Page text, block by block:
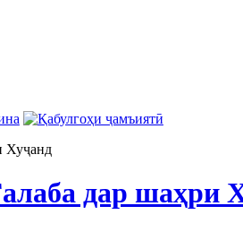
Хуҷанд
дар шаҳри